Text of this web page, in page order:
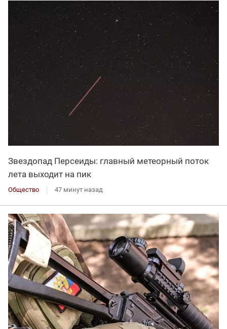
Звездопад Персеиды: главный метеорный поток
лета выходит на пик
Общество 47 минут назад